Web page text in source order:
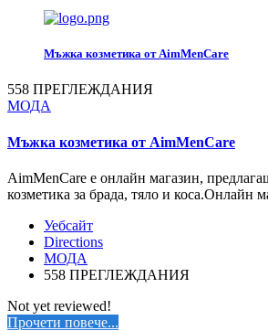
Мъжка козметика от AimMenCare
558 ПРЕГЛЕЖДАНИЯ
МОДА
Мъжка козметика от AimMenCare
AimMenCare е онлайн магазин,
козметика за брада, тяло и коса.Онлайн
Уебсайт
Directions
МОДА
558 ПРЕГЛЕЖДАНИЯ
Not yet reviewed!
Прочети повече...